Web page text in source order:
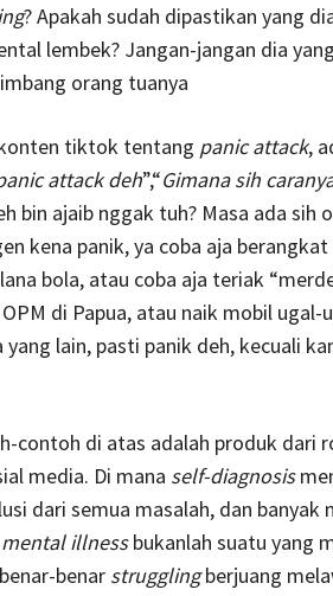
? Apakah sudah dipastikan yang
lembek? Jangan-jangan dia
orang tuanya
tiktok tentang panic attack,
attack deh”,“Gimana sih
bin ajaib nggak tuh? Masa ada sih
kena panik, ya coba aja
bola, atau coba aja teriak
di Papua, atau naik mobil ugal-
lain, pasti panik deh, kecuali
contoh di atas adalah produk dari
media. Di mana self-diagnosis
dari semua masalah, dan banyak
mental illnessbukanlah suatu yang
benar strugglingberjuang